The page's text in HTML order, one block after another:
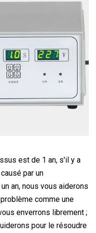
est de 1 an, s'il y a
par un
an, nous vous aiderons
comme une
enverrons librement ;
pour le résoudre